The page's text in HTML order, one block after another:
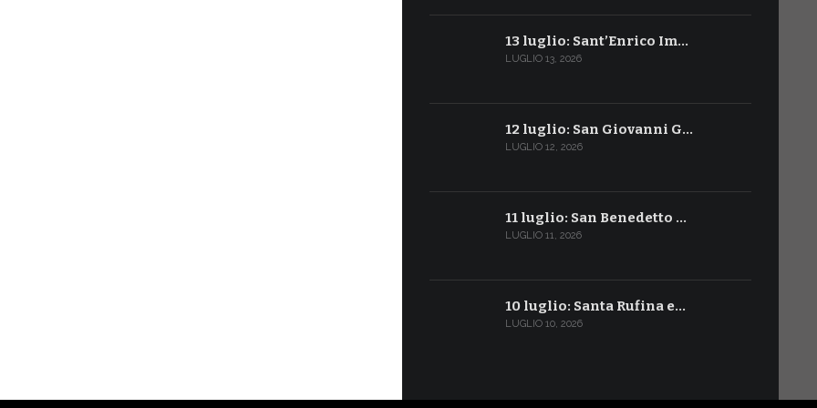
13 luglio: Sant’Enrico Im…
LUGLIO 13, 2026
12 luglio: San Giovanni G…
LUGLIO 12, 2026
11 luglio: San Benedetto …
LUGLIO 11, 2026
10 luglio: Santa Rufina e…
LUGLIO 10, 2026